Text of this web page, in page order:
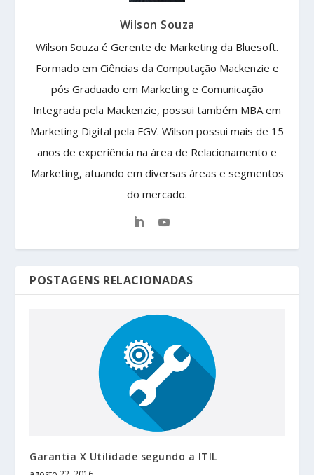
Wilson Souza
Wilson Souza é Gerente de Marketing da Bluesoft.
Formado em Ciências da Computação Mackenzie e
pós Graduado em Marketing e Comunicação
Integrada pela Mackenzie, possui também MBA em
Marketing Digital pela FGV. Wilson possui mais de 15
anos de experiência na área de Relacionamento e
Marketing, atuando em diversas áreas e segmentos
do mercado.
POSTAGENS RELACIONADAS
Garantia X Utilidade segundo a ITIL